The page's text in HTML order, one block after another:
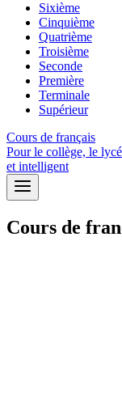
Sixième
Cinquième
Quatrième
Troisième
Seconde
Première
Terminale
Supérieur
Cours de français
Pour le collège, le
et intelligent
Cours de